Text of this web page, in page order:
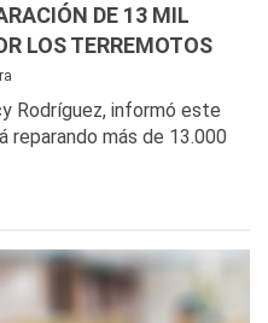
DE 13 MIL
LOS TERREMOTOS
Rodríguez, informó este
reparando más de 13.000